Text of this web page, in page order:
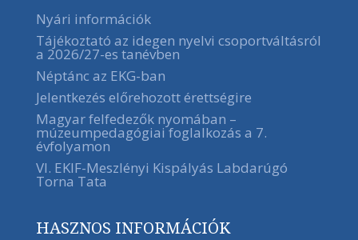
Nyári információk
Tájékoztató az idegen nyelvi csoportváltásról
a 2026/27-es tanévben
Néptánc az EKG-ban
Jelentkezés előrehozott érettségire
Magyar felfedezők nyomában –
múzeumpedagógiai foglalkozás a 7.
évfolyamon
VI. EKIF-Meszlényi Kispályás Labdarúgó
Torna Tata
HASZNOS INFORMÁCIÓK